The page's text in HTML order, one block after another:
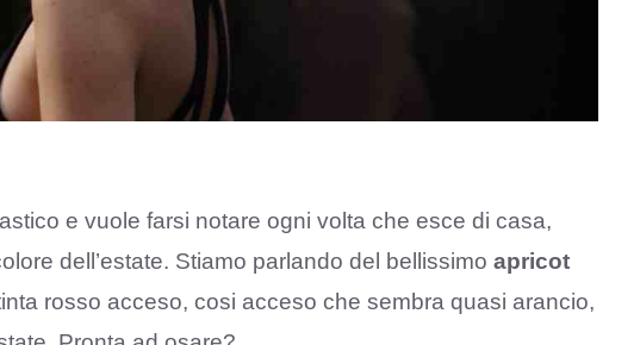
e vuole farsi notare ogni volta che esce di casa,
dell’estate. Stiamo parlando del bellissimo apricot
rosso acceso, cosi acceso che sembra quasi arancio,